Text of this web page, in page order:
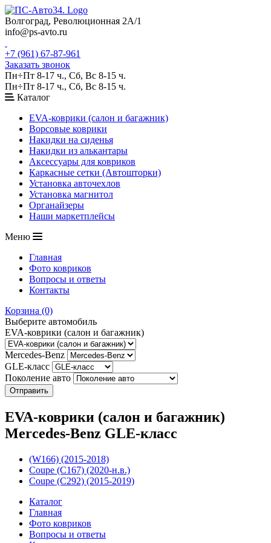
Волгоград, Революционная 2А/1
info@ps-avto.ru
+7 (961) 67-87-961
Заказать звонок
Пн÷Пт 8-17 ч., Сб, Вс 8-15 ч.
Пн÷Пт 8-17 ч., Сб, Вс 8-15 ч.
Каталог
EVA-коврики (салон и багажник)
Ворсовые коврики
Накидки на сиденья
Накидки из алькантары
Аксессуары для ковриков
Каркасные сетки (Автошторки)
Установка авточехлов
Установка магнитол
Органайзеры
Наши маркетплейсы
Меню
Главная
Фото ковриков
Вопросы и ответы
Контакты
Корзина (0)
Выберите автомобиль
EVA-коврики (салон и багажник)
Mercedes-Benz
GLE-класс
Поколение авто
EVA-коврики (салон и багажник)
Mercedes-Benz GLE-класс
(W166) (2015-2018)
Coupe (C167) (2020-н.в.)
Coupe (C292) (2015-2019)
Каталог
Главная
Фото ковриков
Вопросы и ответы